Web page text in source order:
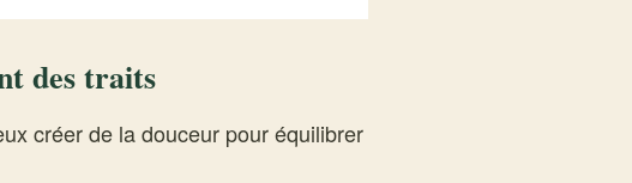
des traits
créer de la douceur pour équilibrer